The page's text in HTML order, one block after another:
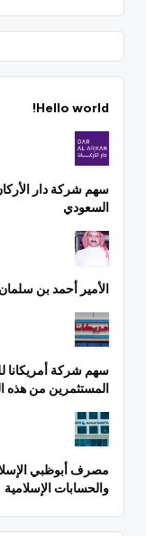
Hello world!
سهم شركة دار
السعودي
الأمير أحمد بن
سهم شركة أمريكانا
المستثمرين من هذه
مصرف أبوظبي
والحسابات الإسلامية